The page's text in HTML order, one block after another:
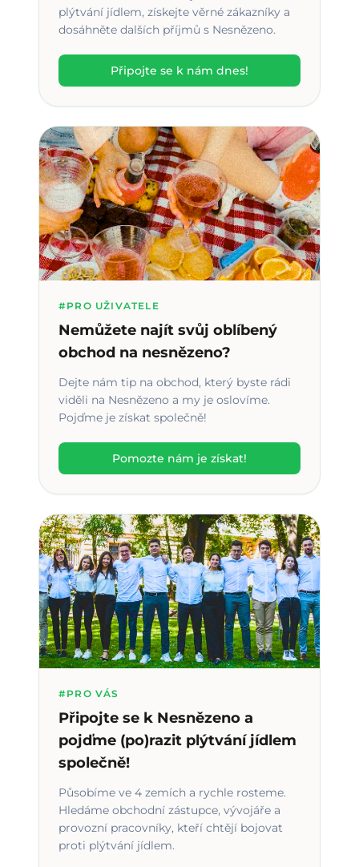
plýtvání jídlem, získejte věrné zákazníky a
dosáhněte dalších příjmů s Nesnězeno.
Připojte se k nám dnes!
#PRO UŽIVATELE
Nemůžete najít svůj oblíbený
obchod na nesnězeno?
Dejte nám tip na obchod, který byste rádi
viděli na Nesnězeno a my je oslovíme.
Pojďme je získat společně!
Pomozte nám je získat!
#PRO VÁS
Připojte se k Nesnězeno a
pojďme (po)razit plýtvání jídlem
společně!
Působíme ve 4 zemích a rychle rosteme.
Hledáme obchodní zástupce, vývojáře a
provozní pracovníky, kteří chtějí bojovat
proti plýtvání jídlem.